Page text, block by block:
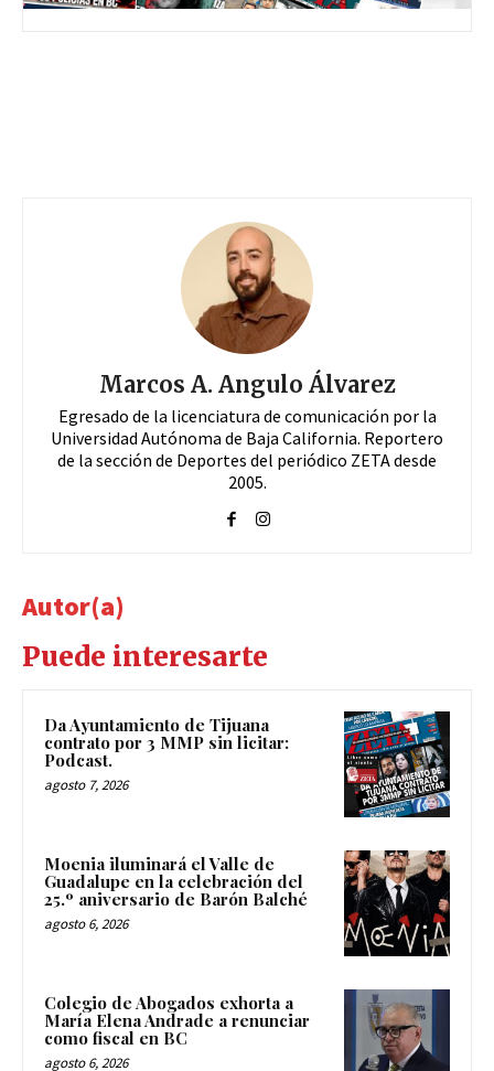
Marcos A. Angulo Álvarez
Egresado de la licenciatura de comunicación por la
Universidad Autónoma de Baja California. Reportero
de la sección de Deportes del periódico ZETA desde
2005.
Autor(a)
Puede interesarte
Da Ayuntamiento de Tijuana
contrato por 3 MMP sin licitar:
Podcast.
agosto 7, 2026
Moenia iluminará el Valle de
Guadalupe en la celebración del
25.º aniversario de Barón Balché
agosto 6, 2026
Colegio de Abogados exhorta a
María Elena Andrade a renunciar
como fiscal en BC
agosto 6, 2026